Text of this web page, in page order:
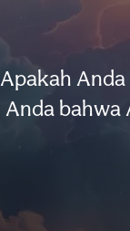
Apakah
Anda bahwa